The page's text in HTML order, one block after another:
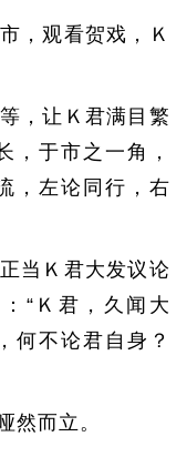
，观看贺戏，Ｋ
，让Ｋ君满目繁
，于市之一角，
，左论同行，右
当Ｋ君大发议论
“Ｋ君，久闻大
何不论君自身？
然而立。